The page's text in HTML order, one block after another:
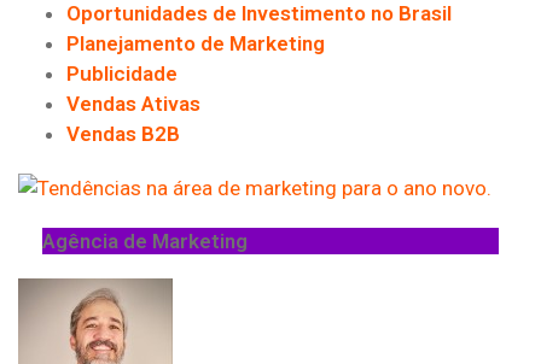
Oportunidades de Investimento no Brasil
Planejamento de Marketing
Publicidade
Vendas Ativas
Vendas B2B
Agência de Marketing